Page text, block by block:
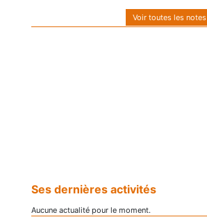
Voir toutes les notes
Ses dernières activités
Aucune actualité pour le moment.